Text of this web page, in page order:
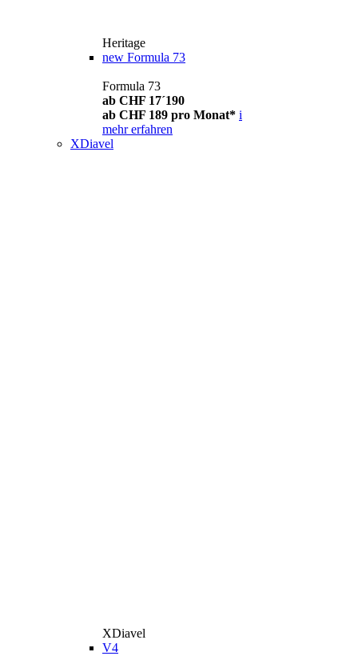
Heritage
new Formula 73
Formula 73
ab CHF 17´190
ab CHF 189 pro Monat* i
mehr erfahren
XDiavel
XDiavel
V4